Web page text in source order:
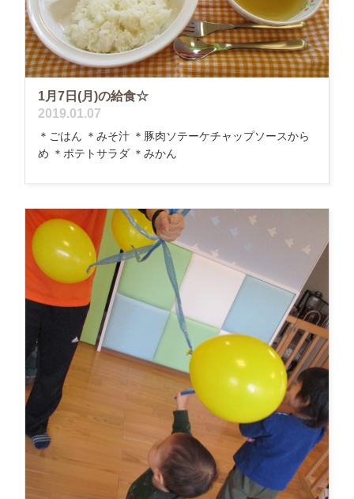
1月7日(月)の給食☆
2019.01.07
＊ごはん ＊みそ汁 ＊豚肉ソテーケチャップソースから
め ＊ポテトサラダ ＊みかん